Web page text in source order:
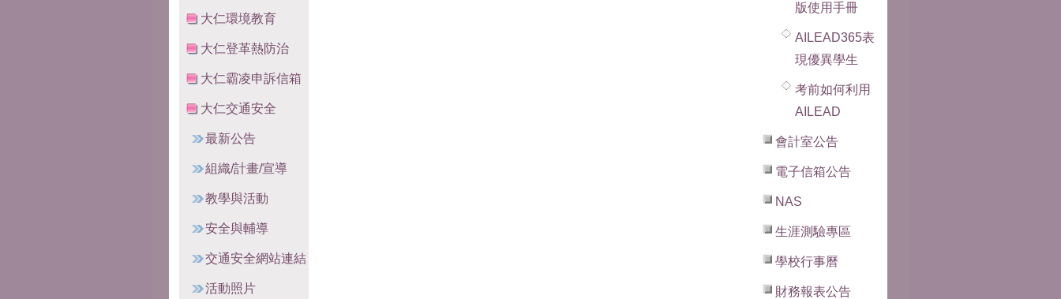
大仁環境教育
大仁登革熱防治
大仁霸凌申訴信箱
大仁交通安全
最新公告
組織/計畫/宣導
教學與活動
安全與輔導
交通安全網站連結
活動照片
版使用手冊
AILEAD365表
現優異學生
考前如何利用
AILEAD
會計室公告
電子信箱公告
NAS
生涯測驗專區
學校行事曆
財務報表公告